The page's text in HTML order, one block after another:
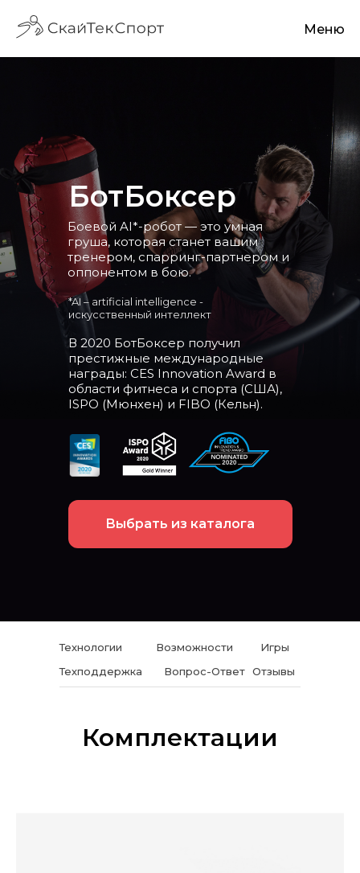
Меню
БотБоксер
Боевой AI*-робот — это умная
груша, которая станет вашим
тренером, спарринг-партнером и
оппонентом в бою.
Выбрать из каталога
*AI – artificial intelligence -
искусственный интеллект
В 2020 БотБоксер получил
престижные международные
награды: CES Innovation Award в
области фитнеса и спорта (США),
ISPO (Мюнхен) и FIBO (Кельн).
Технологии Возможности
Игры
Вопрос-Ответ
Техподдержка Отзывы
Комплектации